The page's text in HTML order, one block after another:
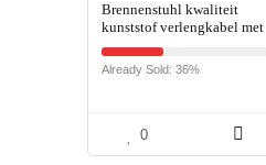
Brennenstuhl kwaliteit
kunststof verlengkabel met
geaarde stekker en
koppeling (verlengsnoer
voor binnen met 2m kabel…
Already Sold: 36%
0